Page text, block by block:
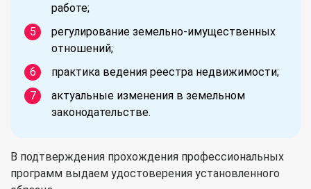
работе;
регулирование земельно-имущественных
отношений;
практика ведения реестра недвижимости;
актуальные изменения в земельном
законодательстве.
В подтверждения прохождения профессиональных
программ выдаем удостоверения установленного